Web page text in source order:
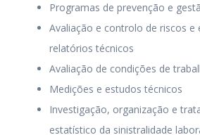
Programas de prevenção e
Avaliação e controlo de riscos e
relatórios técnicos
Avaliação de condições de
Medições e estudos técnicos
Investigação, organização e
estatístico da sinistralidade